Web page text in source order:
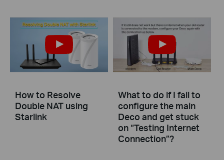
How to Resolve
Double NAT using
Starlink
What to do if I fail to
configure the main
Deco and get stuck
on “Testing Internet
Connection”?